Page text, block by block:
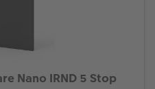
Nano IRND 5 Stop